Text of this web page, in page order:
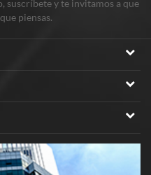
suscríbete y te invitamos a que
piensas.